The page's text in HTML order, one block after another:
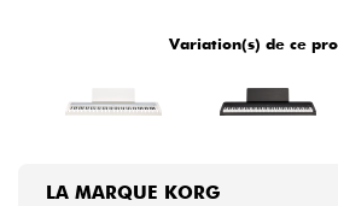
Voir nos marques
Variation(s) de ce
LA MARQUE KORG